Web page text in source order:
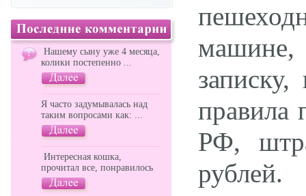
Нашему сыну уже 4 месяца,
колики постепенно ...
Я часто задумывалась над
таким вопросами как: ...
Интересная кошка,
прочитал все, понравилось
правила
РФ,
рублей.